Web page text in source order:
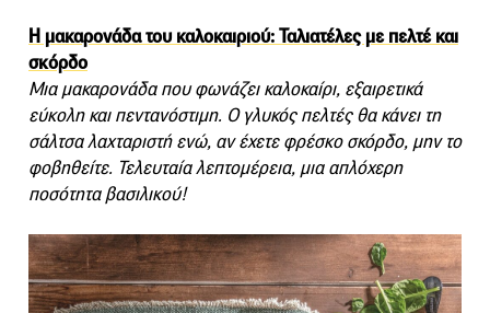
Η μακαρονάδα του καλοκαιριού: Ταλιατέλες με πελτέ και
σκόρδο
Μια μακαρονάδα που φωνάζει καλοκαίρι, εξαιρετικά
εύκολη και πεντανόστιμη. Ο γλυκός πελτές θα κάνει τη
σάλτσα λαχταριστή ενώ, αν έχετε φρέσκο σκόρδο, μην το
φοβηθείτε. Τελευταία λεπτομέρεια, μια απλόχερη
ποσότητα βασιλικού!